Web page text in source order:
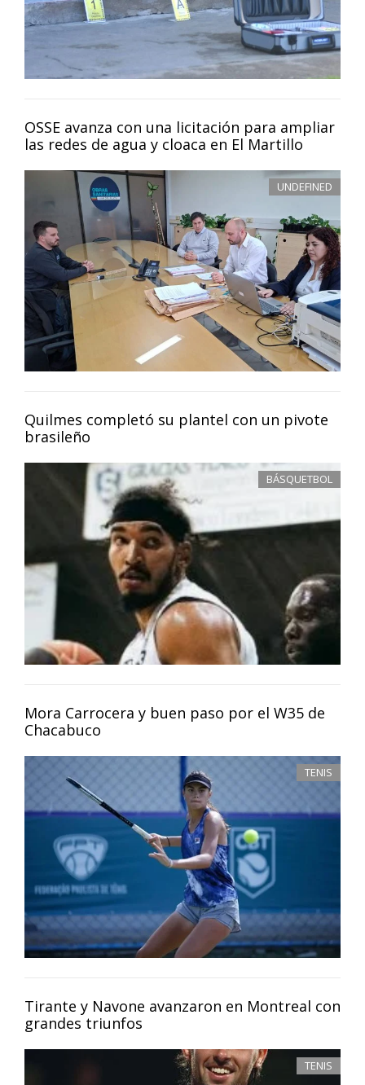
OSSE avanza con una licitación para ampliar
las redes de agua y cloaca en El Martillo
UNDEFINED
Quilmes completó su plantel con un pivote
brasileño
BÁSQUETBOL
Mora Carrocera y buen paso por el W35 de
Chacabuco
TENIS
Tirante y Navone avanzaron en Montreal con
grandes triunfos
TENIS